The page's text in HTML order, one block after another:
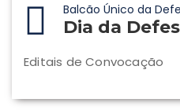
Balcão Único da
Dia da
Editais de Convocação